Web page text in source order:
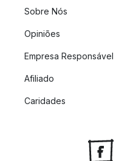
Sobre Nós
Opiniões
Empresa Responsável
Afiliado
Caridades